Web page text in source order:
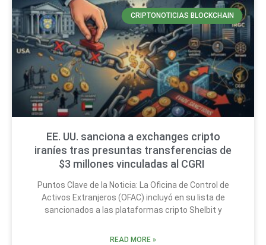
CRIPTONOTICIAS BLOCKCHAIN
EE. UU. sanciona a exchanges cripto
iraníes tras presuntas transferencias de
$3 millones vinculadas al CGRI
Puntos Clave de la Noticia: La Oficina de Control de
Activos Extranjeros (OFAC) incluyó en su lista de
sancionados a las plataformas cripto Shelbit y
READ MORE »